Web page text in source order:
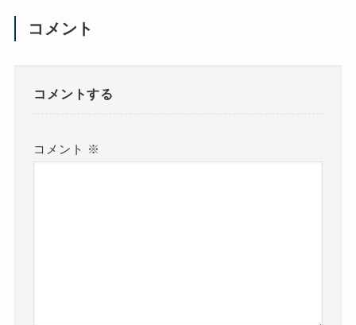
コメント
コメントする
コメント ※